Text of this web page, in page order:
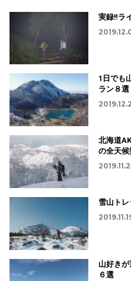
実録‼︎ラ
1日でも
ラン８選
北海道
の全天
雪山ト
山好き
６選